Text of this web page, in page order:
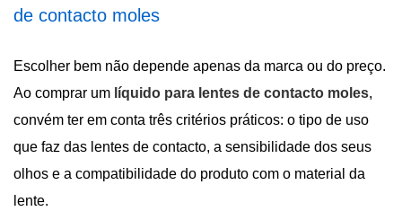
de contacto moles
Escolher bem não depende apenas da marca ou do preço.
Ao comprar um líquido para lentes de contacto moles,
convém ter em conta três critérios práticos: o tipo de uso
que faz das lentes de contacto, a sensibilidade dos seus
olhos e a compatibilidade do produto com o material da
lente.